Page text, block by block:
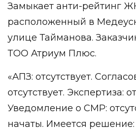
Замыкает анти-рейтинг
расположенный в
улице Тайманова.
ТОО Атриум Плюс.
«АПЗ: отсутствует.
отсутствует. Экспертиза:
Уведомление о СМР:
начаты. Имеется решение: